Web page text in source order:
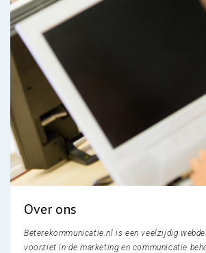
Over ons
Beterekommunicatie.nl is een veelzijdig
voorziet in de marketing en communicatie